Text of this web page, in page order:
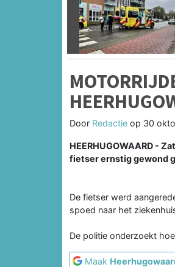
Vorige
Door Redactie op 30
HEERHUGOWAARD -
fietser ernstig gewond
De fietser werd
spoed naar het
De politie onderzoekt
Maak